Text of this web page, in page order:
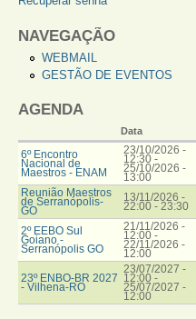
NAVEGAÇÃO
WEBMAIL
GESTÃO DE EVENTOS
AGENDA
Data
6º Encontro
Nacional de
Maestros - ENAM
23/10/2026 -
12:30 -
25/10/2026 -
13:00
Reunião Maestros
de Serranópolis-
GO
13/11/2026 -
22:00 - 23:30
2º EEBO Sul
Goiano -
Serranópolis GO
21/11/2026 -
12:00 -
22/11/2026 -
12:00
23º ENBO-BR 2027
- Vilhena-RO
23/07/2027 -
12:00 -
25/07/2027 -
12:00